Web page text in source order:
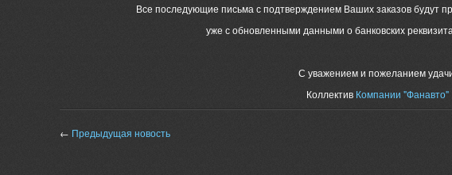
Все последующие письма с подтверждением Ваших заказов будут
уже с обновленными данными о банковских
С уважением и пожеланием
Коллектив Компании "Фанавто"
← Предыдущая новость